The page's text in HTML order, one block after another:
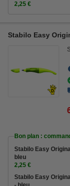
2,25 €
Stabilo Easy
Bon plan :
Stabilo Easy
bleu
2,25 €
Stabilo Easy